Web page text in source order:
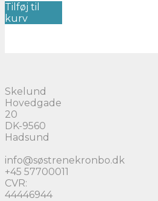
Tilføj til
kurv
Skelund
Hovedgade
20
DK-9560
Hadsund
info@søstrenekronbo.dk
+45 57700011
CVR:
44446944